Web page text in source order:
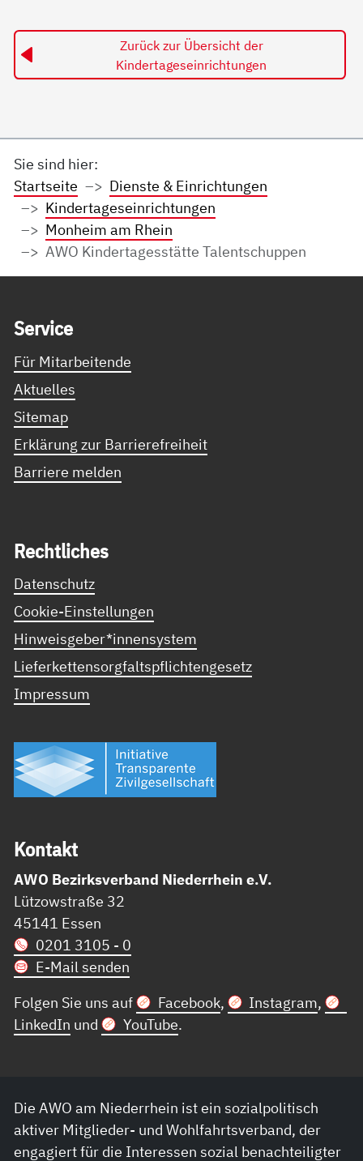
Zurück zur Übersicht der
Kindertageseinrichtungen
Sie sind hier:
Startseite
Dienste & Einrichtungen
Kindertageseinrichtungen
Monheim am Rhein
AWO Kindertagesstätte Talentschuppen
Ser­vice
Für Mitarbeitende
Aktuelles
Sitemap
Erklärung zur Barrierefreiheit
Barriere melden
Recht­li­ches
Datenschutz
Cookie-Einstellungen
Hinweisgeber*innensystem
Lieferkettensorgfaltspflichtengesetz
Impressum
Kon­takt
AWO Bezirksverband Niederrhein e.V.
Lützowstraße 32
45141 Essen
0201 3105 - 0
E-Mail senden
Folgen Sie uns auf
Facebook, Instagram,
LinkedIn und YouTube.
Die AWO am Niederrhein ist ein sozialpolitisch
aktiver Mitglieder- und Wohlfahrtsverband, der
engagiert für die Interessen sozial benachteiligter